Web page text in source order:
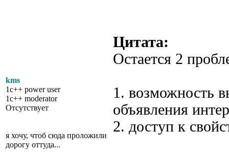
kms
1c++ power user
1c++ moderator
Отсутствует
я хочу, чтоб сюда проложили
дорогу оттуда...
Цитата:
Остается 2
1. возможность
объявления
2. доступ к